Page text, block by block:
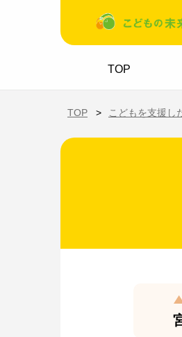
ホーム
TOP
TOP こどもを支援し